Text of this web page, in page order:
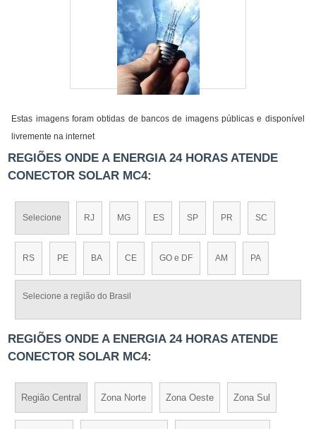
Estas imagens foram obtidas de bancos de imagens públicas e disponível
livremente na internet
REGIÕES ONDE A ENERGIA 24 HORAS ATENDE
CONECTOR SOLAR MC4:
Selecione RJ MG ES SP PR SC
RS PE BA CE GO e DF AM PA
Selecione a região do Brasil
REGIÕES ONDE A ENERGIA 24 HORAS ATENDE
CONECTOR SOLAR MC4:
Região Central Zona Norte Zona Oeste Zona Sul